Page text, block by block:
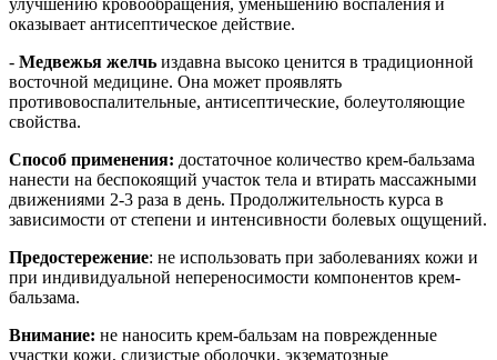
улучшению кровообращения, уменьшению воспаления и
оказывает антисептическое действие.
- Медвежья желчь издавна высоко ценится в традиционной
восточной медицине. Она может проявлять
противовоспалительные, антисептические, болеутоляющие
свойства.
Способ применения: достаточное количество крем-бальзама
нанести на беспокоящий участок тела и втирать массажными
движениями 2-3 раза в день. Продолжительность курса в
зависимости от степени и интенсивности болевых ощущений.
Предостережение: не использовать при заболеваниях кожи и
при индивидуальной непереносимости компонентов крем-
бальзама.
Внимание: не наносить крем-бальзам на поврежденные
участки кожи, слизистые оболочки, экзематозные